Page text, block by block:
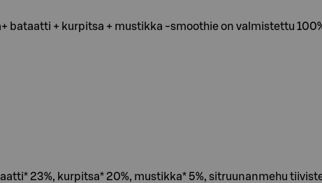
bataatti + kurpitsa + mustikka -smoothie on valmistettu
23%, kurpitsa* 20%, mustikka* 5%, sitruunanmehu